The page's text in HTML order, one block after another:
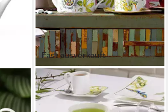
Fast ausverkauft
VILLEROY & BOCH
Teeservice Amazonia Tee-
Set 13er Set